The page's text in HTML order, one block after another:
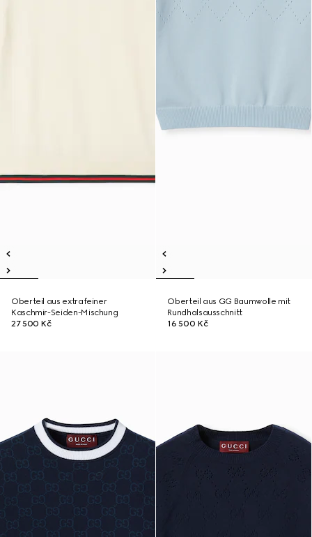
Oberteil aus extrafeiner
Kaschmir-Seiden-Mischung
27 500 Kč
Oberteil aus GG Baumwolle mit
Rundhalsausschnitt
16 500 Kč